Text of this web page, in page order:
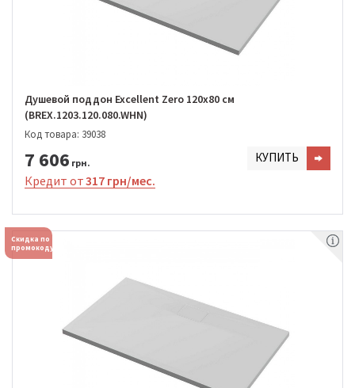
Душевой поддон Excellent Zero 120х80 см
(BREX.1203.120.080.WHN)
Код товара: 39038
7 606 грн. КУПИТЬ
Кредит от317 грн/мес.
Скидка по
промокоду